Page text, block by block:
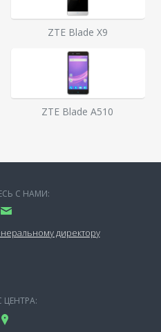
ZTE Blade X9
ZTE Blade A510
С НАМИ:
директору
ЦЕНТРА: